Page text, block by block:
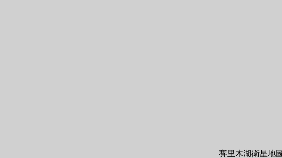
賽里木湖衛星地